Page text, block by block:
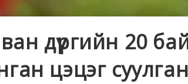
дүүргийн 20
цэцэг